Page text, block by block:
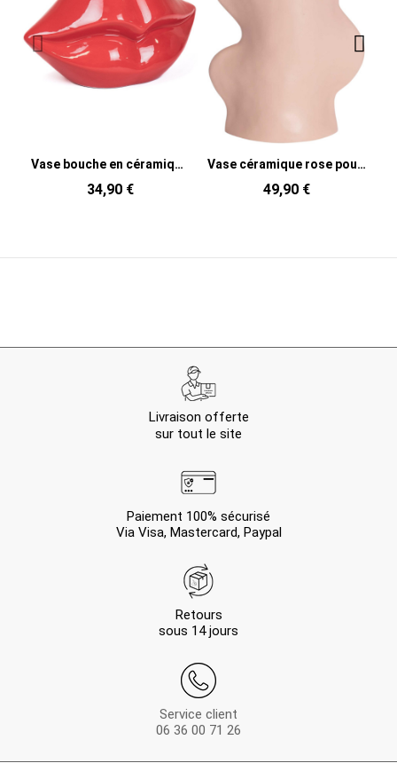
Vase bouche en céramique rouge 21 x 19 x 11 cm Lip
34,90 €
Vase céramique rose poudré 17 cm Fluxo
49,90 €
Livraison offerte
sur tout le site
Paiement 100% sécurisé
Via Visa, Mastercard, Paypal
Retours
sous 14 jours
Service client
06 36 00 71 26